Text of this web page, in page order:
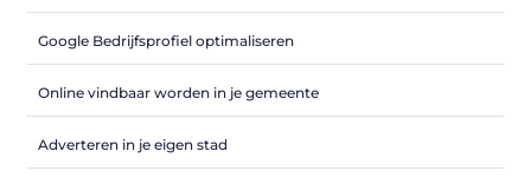
Google Bedrijfsprofiel optimaliseren
Online vindbaar worden in je gemeente
Adverteren in je eigen stad